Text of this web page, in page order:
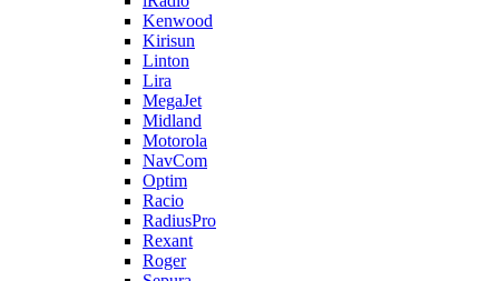
Kenwood
Kirisun
Linton
Lira
MegaJet
Midland
Motorola
NavCom
Optim
Racio
RadiusPro
Rexant
Roger